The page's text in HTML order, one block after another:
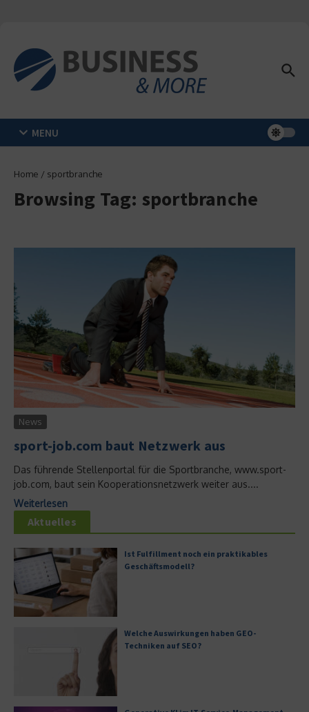
MENU
Home / sportbranche
Browsing Tag: sportbranche
News
sport-job.com baut Netzwerk aus
Das führende Stellenportal für die Sportbranche, www.sport-
job.com, baut sein Kooperationsnetzwerk weiter aus....
Weiterlesen
Aktuelles
Ist Fulfillment noch ein praktikables
Geschäftsmodell?
Welche Auswirkungen haben GEO-
Techniken auf SEO?